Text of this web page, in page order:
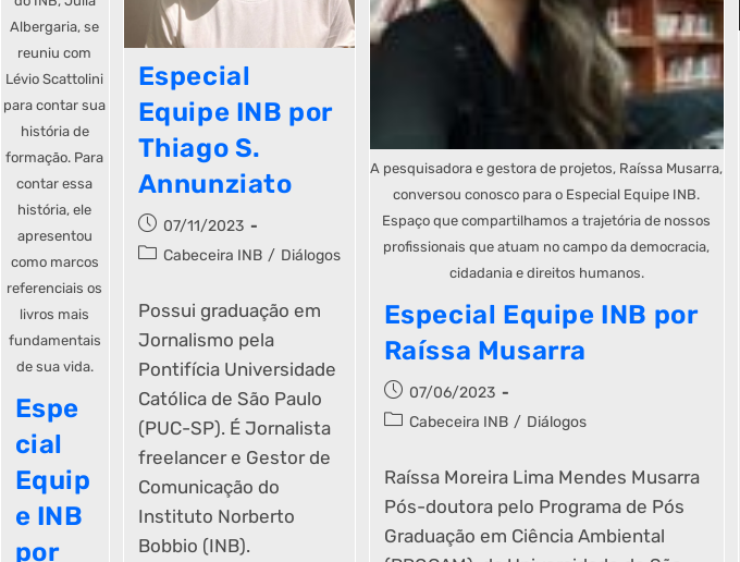
Albergaria, se
reuniu com
Lévio Scattolini
para contar sua
história de
formação. Para
contar essa
história, ele
apresentou
como marcos
referenciais os
livros mais
fundamentais
de sua vida.
Espe
cial
Equip
e INB
por
Especial
Equipe INB por
Thiago S.
Annunziato
07/11/2023
Cabeceira INB / Diálogos
Possui graduação em
Jornalismo pela
Pontifícia Universidade
Católica de São Paulo
(PUC-SP). É Jornalista
freelancer e Gestor de
Comunicação do
Instituto Norberto
Bobbio (INB).
A pesquisadora e gestora de projetos, Raíssa Musarra,
conversou conosco para o Especial Equipe INB.
Espaço que compartilhamos a trajetória de nossos
profissionais que atuam no campo da democracia,
cidadania e direitos humanos.
Especial Equipe INB por
Raíssa Musarra
07/06/2023
Cabeceira INB / Diálogos
Raíssa Moreira Lima Mendes Musarra
Pós-doutora pelo Programa de Pós
Graduação em Ciência Ambiental